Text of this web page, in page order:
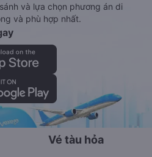
và lựa chọn phương án di
và phù hợp nhất.
Vé tàu hỏa